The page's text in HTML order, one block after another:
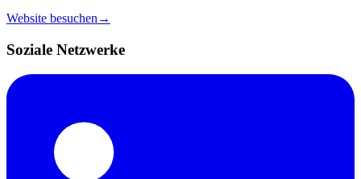
Website besuchen →
Soziale Netzwerke